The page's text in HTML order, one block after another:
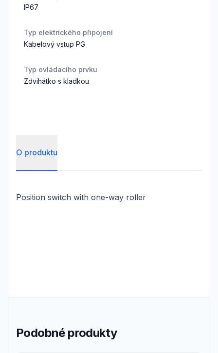
IP67
Typ elektrického připojení
Kabelový vstup PG
Typ ovládacího prvku
Zdvihátko s kladkou
O produktu
Position switch with one-way roller
Podobné produkty